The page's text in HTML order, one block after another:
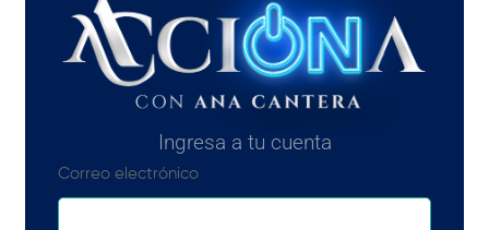
Ingresa a tu cuenta
Correo electrónico